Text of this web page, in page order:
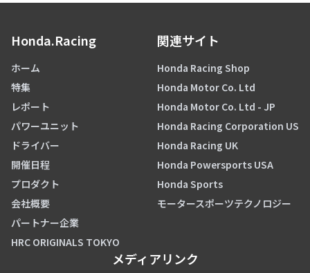
Honda.Racing
ホーム
特集
レポート
パワーユニット
ドライバー
開催日程
プロダクト
会社概要
パートナー企業
HRC ORIGINALS TOKYO
関連サイト
Honda Racing Shop
Honda Motor Co. Ltd
Honda Motor Co. Ltd - JP
Honda Racing Corporation US
Honda Racing UK
Honda Powersports USA
Honda Sports
モータースポーツテクノロジー
メディアリンク